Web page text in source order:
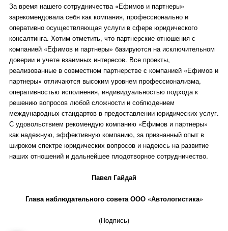
За время нашего сотрудничества «Ефимов и партнеры»
зарекомендовала себя как компания, профессионально и
оперативно осуществляющая услуги в сфере юридического
консалтинга. Хотим отметить, что партнерские отношения с
компанией «Ефимов и партнеры» базируются на исключительном
доверии и учете взаимных интересов. Все проекты,
реализованные в совместном партнерстве с компанией «Ефимов и
партнеры» отличаются высоким уровнем профессионализма,
оперативностью исполнения, индивидуальностью подхода к
решению вопросов любой сложности и соблюдением
международных стандартов в предоставлении юридических услуг.
С удовольствием рекомендую компанию «Ефимов и партнеры»
как надежную, эффективную компанию, за признанный опыт в
широком спектре юридических вопросов и надеюсь на развитие
наших отношений и дальнейшее плодотворное сотрудничество.
Павел Гайдай
Глава наблюдательного совета ООО «Автологистика»
(Подпись)